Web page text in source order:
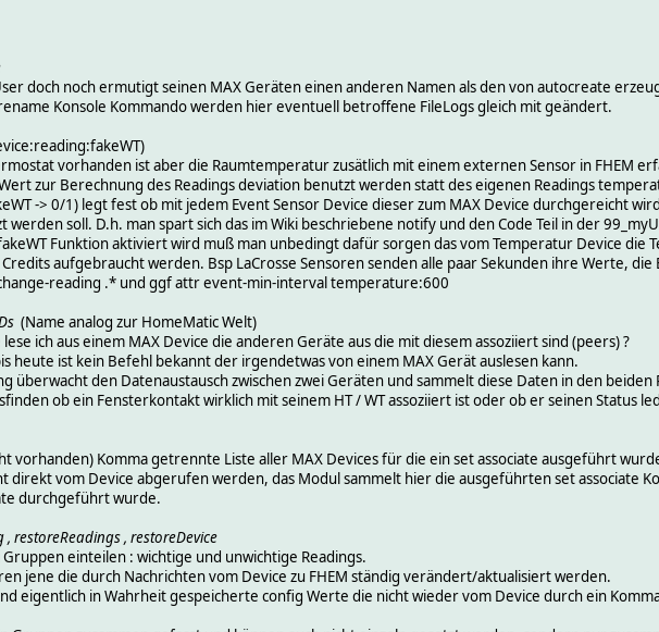
doch noch ermutigt seinen MAX Geräten einen anderen Namen als den von autocreate
Konsole Kommando werden hier eventuell betroffene FileLogs gleich mit geändert.
vorhanden ist aber die Raumtemperatur zusätlich mit einem externen Sensor in FHEM
zur Berechnung des Readings deviation benutzt werden statt des eigenen Readings
-> 0/1) legt fest ob mit jedem Event Sensor Device dieser zum MAX Device durchgereicht
werden soll. D.h. man spart sich das im Wiki beschriebene notify und den Code Teil in der
Funktion aktiviert wird muß man unbedingt dafür sorgen das vom Temperatur Device die
aufgebraucht werden. Bsp LaCrosse Sensoren senden alle paar Sekunden ihre Werte,
reading .* und ggf attr event-min-interval temperature:600
(Name analog zur HomeMatic Welt)
ich aus einem MAX Device die anderen Geräte aus die mit diesem assoziiert sind (peers) ?
heute ist kein Befehl bekannt der irgendetwas von einem MAX Gerät auslesen kann.
überwacht den Datenaustausch zwischen zwei Geräten und sammelt diese Daten in den beiden
ob ein Fensterkontakt wirklich mit seinem HT / WT assoziiert ist oder ob er seinen Status
vorhanden) Komma getrennte Liste aller MAX Devices für die ein set associate ausgeführt
direkt vom Device abgerufen werden, das Modul sammelt hier die ausgeführten set associate
durchgeführt wurde.
, restoreReadings , restoreDevice
Gruppen einteilen : wichtige und unwichtige Readings.
jene die durch Nachrichten vom Device zu FHEM ständig verändert/aktualisiert werden.
eigentlich in Wahrheit gespeicherte config Werte die nicht wieder vom Device durch ein